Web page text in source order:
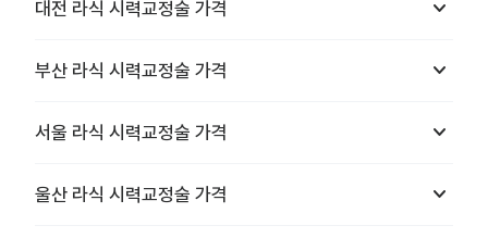
대전 라식 시력교정술 가격 keyboard_arrow_down
부산 라식 시력교정술 가격 keyboard_arrow_down
서울 라식 시력교정술 가격 keyboard_arrow_down
울산 라식 시력교정술 가격 keyboard_arrow_down